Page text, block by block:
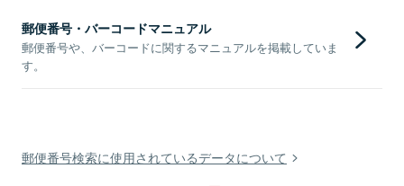
郵便番号・バーコードマニュアル
郵便番号や、バーコードに関するマニュアルを掲載していま
す。
郵便番号検索に使用されているデータについて